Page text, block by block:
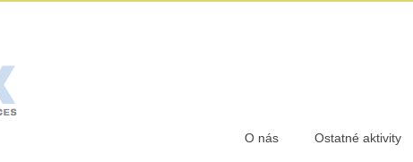
O nás Ostatné aktivity